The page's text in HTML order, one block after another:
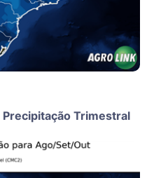
Precipitação Trimestral